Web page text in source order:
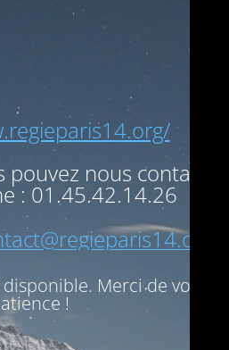
nous contacter
: 01.45.42.14.26
Merci de votre
!